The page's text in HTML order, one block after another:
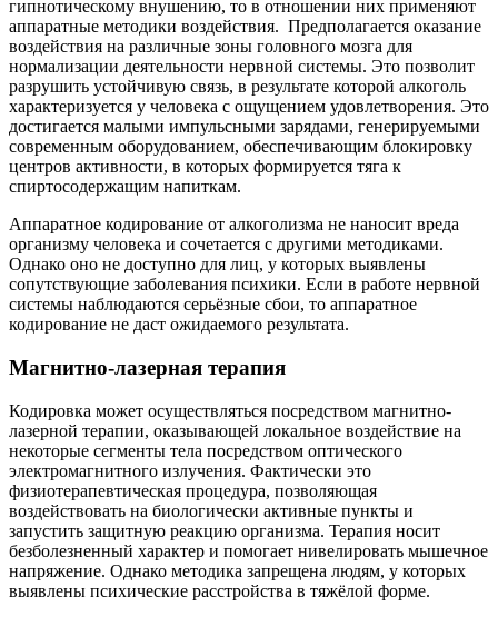
гипнотическому внушению, то в отношении них применяют
аппаратные методики воздействия. Предполагается оказание
воздействия на различные зоны головного мозга для
нормализации деятельности нервной системы. Это позволит
разрушить устойчивую связь, в результате которой алкоголь
характеризуется у человека с ощущением удовлетворения. Это
достигается малыми импульсными зарядами, генерируемыми
современным оборудованием, обеспечивающим блокировку
центров активности, в которых формируется тяга к
спиртосодержащим напиткам.
Аппаратное кодирование от алкоголизма не наносит вреда
организму человека и сочетается с другими методиками.
Однако оно не доступно для лиц, у которых выявлены
сопутствующие заболевания психики. Если в работе нервной
системы наблюдаются серьёзные сбои, то аппаратное
кодирование не даст ожидаемого результата.
Магнитно-лазерная терапия
Кодировка может осуществляться посредством магнитно-
лазерной терапии, оказывающей локальное воздействие на
некоторые сегменты тела посредством оптического
электромагнитного излучения. Фактически это
физиотерапевтическая процедура, позволяющая
воздействовать на биологически активные пункты и
запустить защитную реакцию организма. Терапия носит
безболезненный характер и помогает нивелировать мышечное
напряжение. Однако методика запрещена людям, у которых
выявлены психические расстройства в тяжёлой форме.